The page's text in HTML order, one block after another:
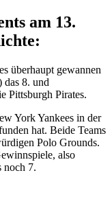
am 13.
überhaupt gewannen
das 8. und
Pittsburgh Pirates.
York Yankees in der
hat. Beide Teams
Polo Grounds.
also
noch 7.